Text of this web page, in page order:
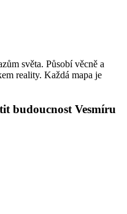
světa. Působí věcně a
reality. Každá mapa je
budoucnost Vesmíru